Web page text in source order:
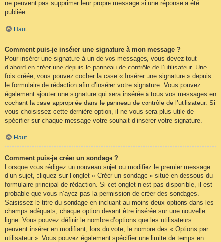
ne peuvent pas supprimer leur propre message si une réponse a été
publiée.
Haut
Comment puis-je insérer une signature à mon message ?
Pour insérer une signature à un de vos messages, vous devez tout
d’abord en créer une depuis le panneau de contrôle de l’utilisateur. Une
fois créée, vous pouvez cocher la case « Insérer une signature » depuis
le formulaire de rédaction afin d’insérer votre signature. Vous pouvez
également ajouter une signature qui sera insérée à tous vos messages en
cochant la case appropriée dans le panneau de contrôle de l’utilisateur. Si
vous choisissez cette dernière option, il ne vous sera plus utile de
spécifier sur chaque message votre souhait d’insérer votre signature.
Haut
Comment puis-je créer un sondage ?
Lorsque vous rédigez un nouveau sujet ou modifiez le premier message
d’un sujet, cliquez sur l’onglet « Créer un sondage » situé en-dessous du
formulaire principal de rédaction. Si cet onglet n’est pas disponible, il est
probable que vous n’ayez pas la permission de créer des sondages.
Saisissez le titre du sondage en incluant au moins deux options dans les
champs adéquats, chaque option devant être insérée sur une nouvelle
ligne. Vous pouvez définir le nombre d’options que les utilisateurs
peuvent insérer en modifiant, lors du vote, le nombre des « Options par
utilisateur ». Vous pouvez également spécifier une limite de temps en